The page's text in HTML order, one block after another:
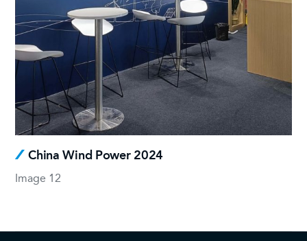
China Wind Power 2024
Image 12